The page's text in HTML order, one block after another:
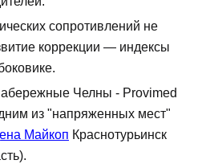
сопротивлений не
коррекции — индексы
Челны - Provimed
из "напряженных мест"
Майкоп Краснотурьинск